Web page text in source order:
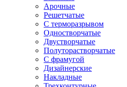
Арочные
Решетчатые
С терморазрывом
Одностворчатые
Двустворчатые
Полуторастворчатые
С фрамугой
Дизайнерские
Накладные